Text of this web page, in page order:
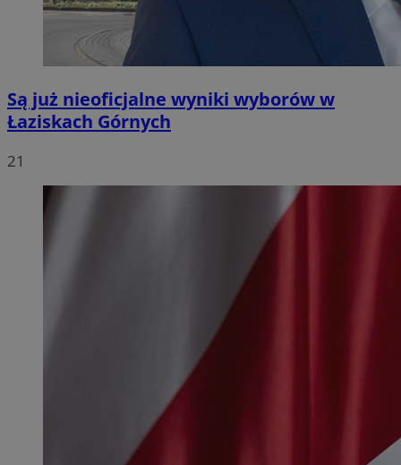
Są już nieoficjalne wyniki wyborów w
Łaziskach Górnych
21